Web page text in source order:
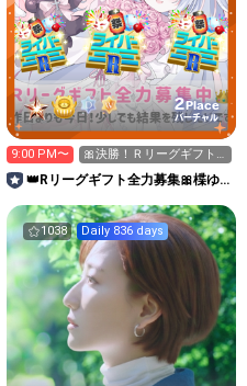
2Place
バーチャル
9:00 PM〜
🎀決勝！Ｒリーグギフト
全力募集中！０時まで🎀
👑Rリーグギフト全力募集🎀楪ゆ
1038 Daily 836 days